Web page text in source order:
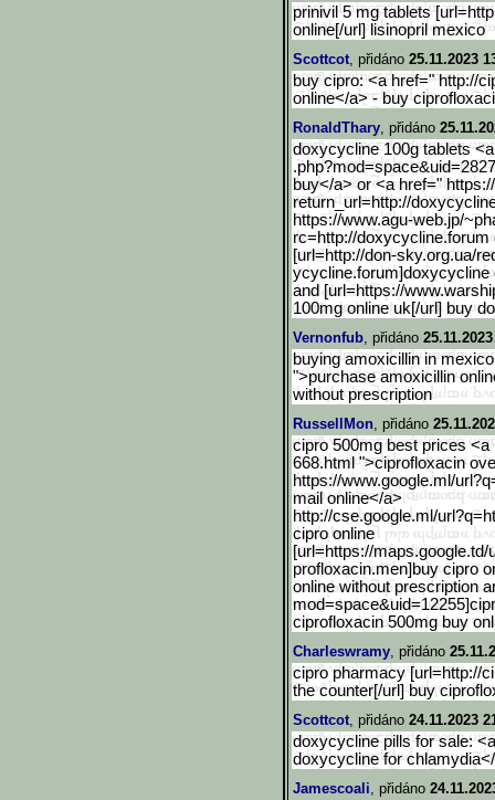
prinivil 5 mg tablets
online[/url] lisinopril mexico
Scottcot, přidáno 25.11.2023
buy cipro: <a href=" http://
online</a> - buy
RonaldThary, přidáno
doxycycline 100g tablets
buy</a> or <a href="
return_url=http://
https://www.agu-web.jp/~p
rc=http://
[url=http://don-sky.org.ua/
ycycline.forum]doxycycline
and [url=https://
100mg online uk[/url] buy
Vernonfub, přidáno
buying amoxicillin in
">purchase amoxicillin
without prescription
RussellMon, přidáno
cipro 500mg best prices
668.html ">ciprofloxacin
https://www.google.ml/
mail online</a>
http://cse.google.ml/url?
cipro online
[url=https://maps.google.td/
profloxacin.men]buy cipro
online without prescription
ciprofloxacin 500mg buy
Charleswramy, přidáno
cipro pharmacy [url=http://
the counter[/url] buy
Scottcot, přidáno 24.11.2023
doxycycline pills for sale:
doxycycline for
Jamescoali, přidáno